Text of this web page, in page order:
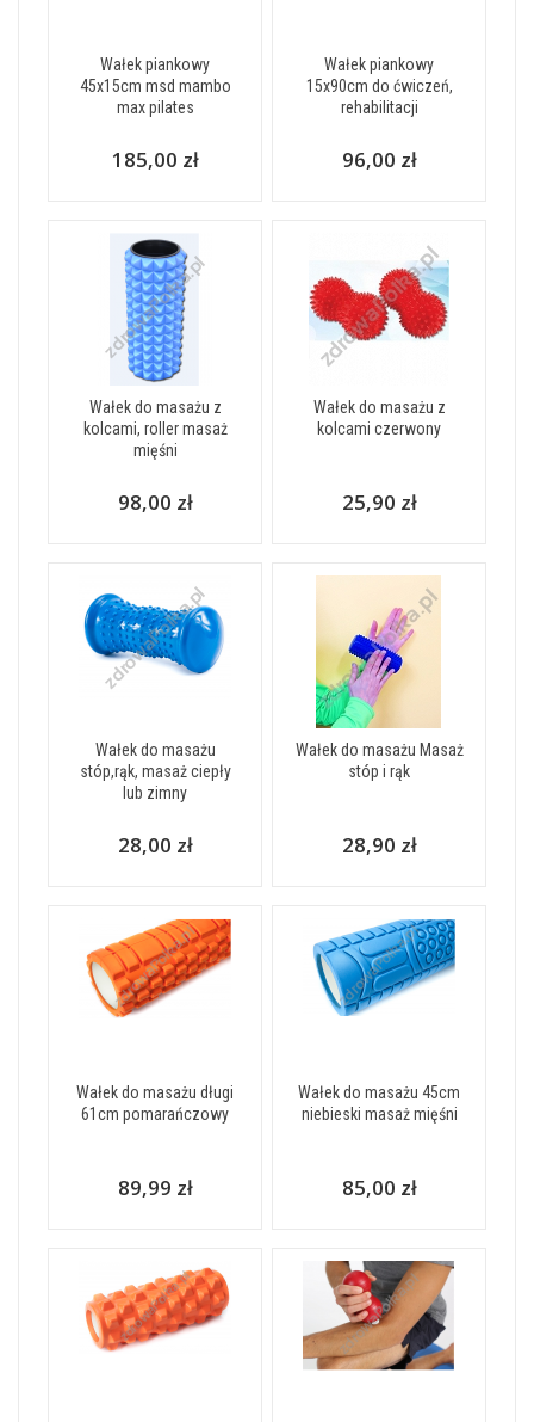
Wałek piankowy
45x15cm msd mambo
max pilates
185,00 zł
Wałek piankowy
15x90cm do ćwiczeń,
rehabilitacji
96,00 zł
Wałek do masażu z
kolcami, roller masaż
mięśni
98,00 zł
Wałek do masażu z
kolcami czerwony
25,90 zł
Wałek do masażu
stóp,rąk, masaż ciepły
lub zimny
28,00 zł
Wałek do masażu Masaż
stóp i rąk
28,90 zł
Wałek do masażu długi
61cm pomarańczowy
89,99 zł
Wałek do masażu 45cm
niebieski masaż mięśni
85,00 zł